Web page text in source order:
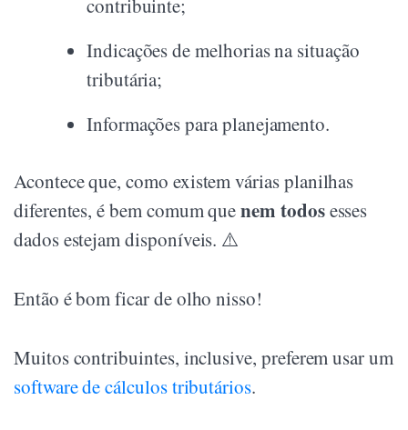
contribuinte;
Indicações de melhorias na situação
tributária;
Informações para planejamento.
Acontece que, como existem várias planilhas
diferentes, é bem comum quenem todosesses
dados estejam disponíveis. ⚠️
Então é bom ficar de olho nisso!
Muitos contribuintes, inclusive, preferem usar um
software de cálculos tributários.